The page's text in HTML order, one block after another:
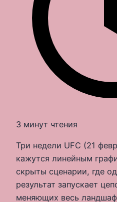
3 минут чтения
Три недели UFC (21
кажутся линейным
скрыты сценарии, где
результат запускает
меняющих весь